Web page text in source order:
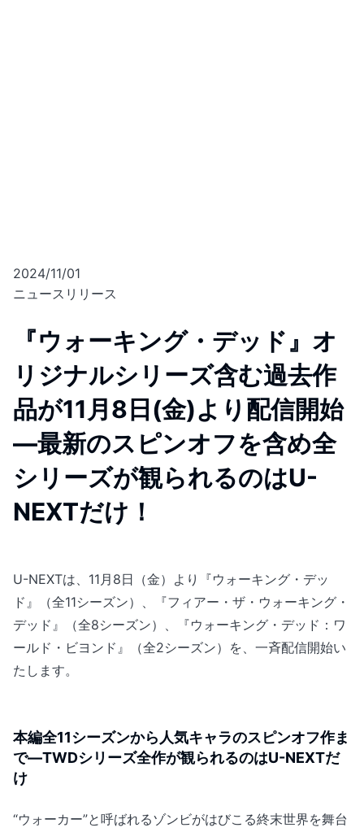
2024/11/01
ニュースリリース
『ウォーキング・デッド』オ
リジナルシリーズ含む過去作
品が11月8日(金)より配信開始
―最新のスピンオフを含め全
シリーズが観られるのはU-
NEXTだけ！
U-NEXTは、11月8日（金）より『ウォーキング・デッ
ド』（全11シーズン）、『フィアー・ザ・ウォーキング・
デッド』（全8シーズン）、『ウォーキング・デッド：ワ
ールド・ビヨンド』（全2シーズン）を、一斉配信開始い
たします。
本編全11シーズンから人気キャラのスピンオフ作ま
で―TWDシリーズ全作が観られるのはU-NEXTだ
け
“ウォーカー”と呼ばれるゾンビがはびこる終末世界を舞台